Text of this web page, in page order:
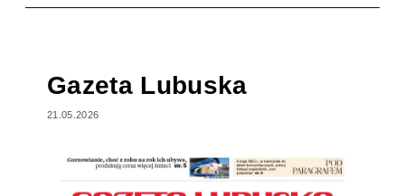
Gazeta Lubuska
21.05.2026